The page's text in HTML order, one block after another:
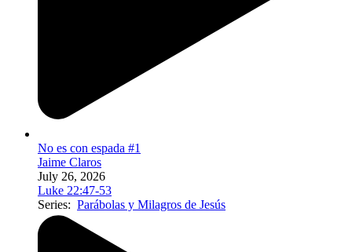
No es con espada #1
Jaime Claros
July 26, 2026
Luke 22:47-53
Series: Parábolas y Milagros de Jesús